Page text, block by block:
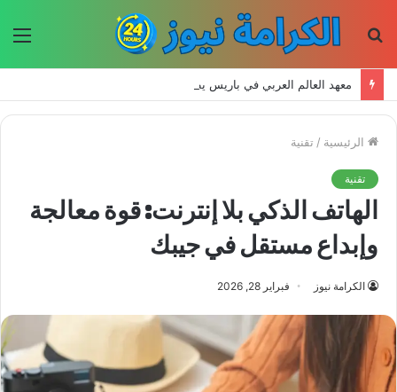
الرئيسية / تقنية
تقنية
الهاتف الذكي بلا إنترنت: قوة معالجة
وإبداع مستقل في جيبك
الكرامة نيوز فبراير 28, 2026